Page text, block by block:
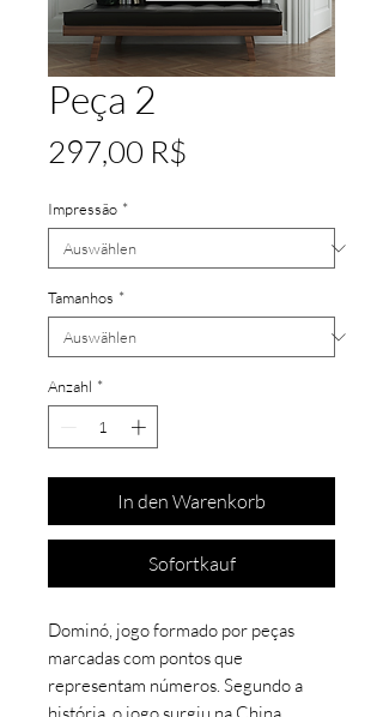
Peça 2
297,00 R$
Impressão *
Tamanhos *
Anzahl *
In den Warenkorb
Sofortkauf
Dominó, jogo formado por peças
marcadas com pontos que
representam números. Segundo a